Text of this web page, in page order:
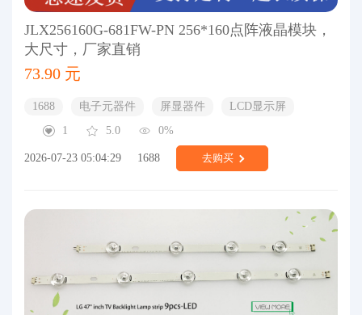
JLX256160G-681FW-PN 256*160点阵液晶模块，
大尺寸，厂家直销
73.90 元
1688 电子元器件 屏显器件
LCD显示屏
1
5.0 0%
2026-07-23 05:04:29 1688 去购买